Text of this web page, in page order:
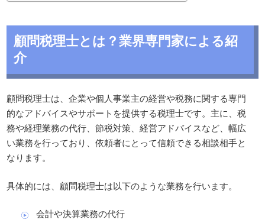
顧問税理士とは？業界専門家による紹
介
顧問税理士は、企業や個人事業主の経営や税務に関する専門
的なアドバイスやサポートを提供する税理士です。主に、税
務や経理業務の代行、節税対策、経営アドバイスなど、幅広
い業務を行っており、依頼者にとって信頼できる相談相手と
なります。
具体的には、顧問税理士は以下のような業務を行います。
会計や決算業務の代行